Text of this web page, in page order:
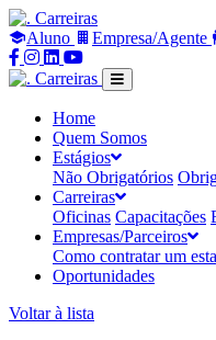
Carreiras
Aluno
Empresa/Agente
Compartilhar
no
Compartilhar
no
Instagram
Compartilhar
no
Linkedin
Compartilhar
no
Youtube
Carreiras
Home
Quem Somos
Estágios
Não Obrigatórios
Carreiras
Oficinas Capacitações
Empresas/Parceiros
Como contratar um
Oportunidades
Voltar à lista